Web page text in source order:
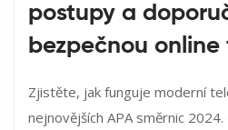
postupy a
bezpečnou
Zjistěte, jak funguje moderní
nejnovějších APA směrnic